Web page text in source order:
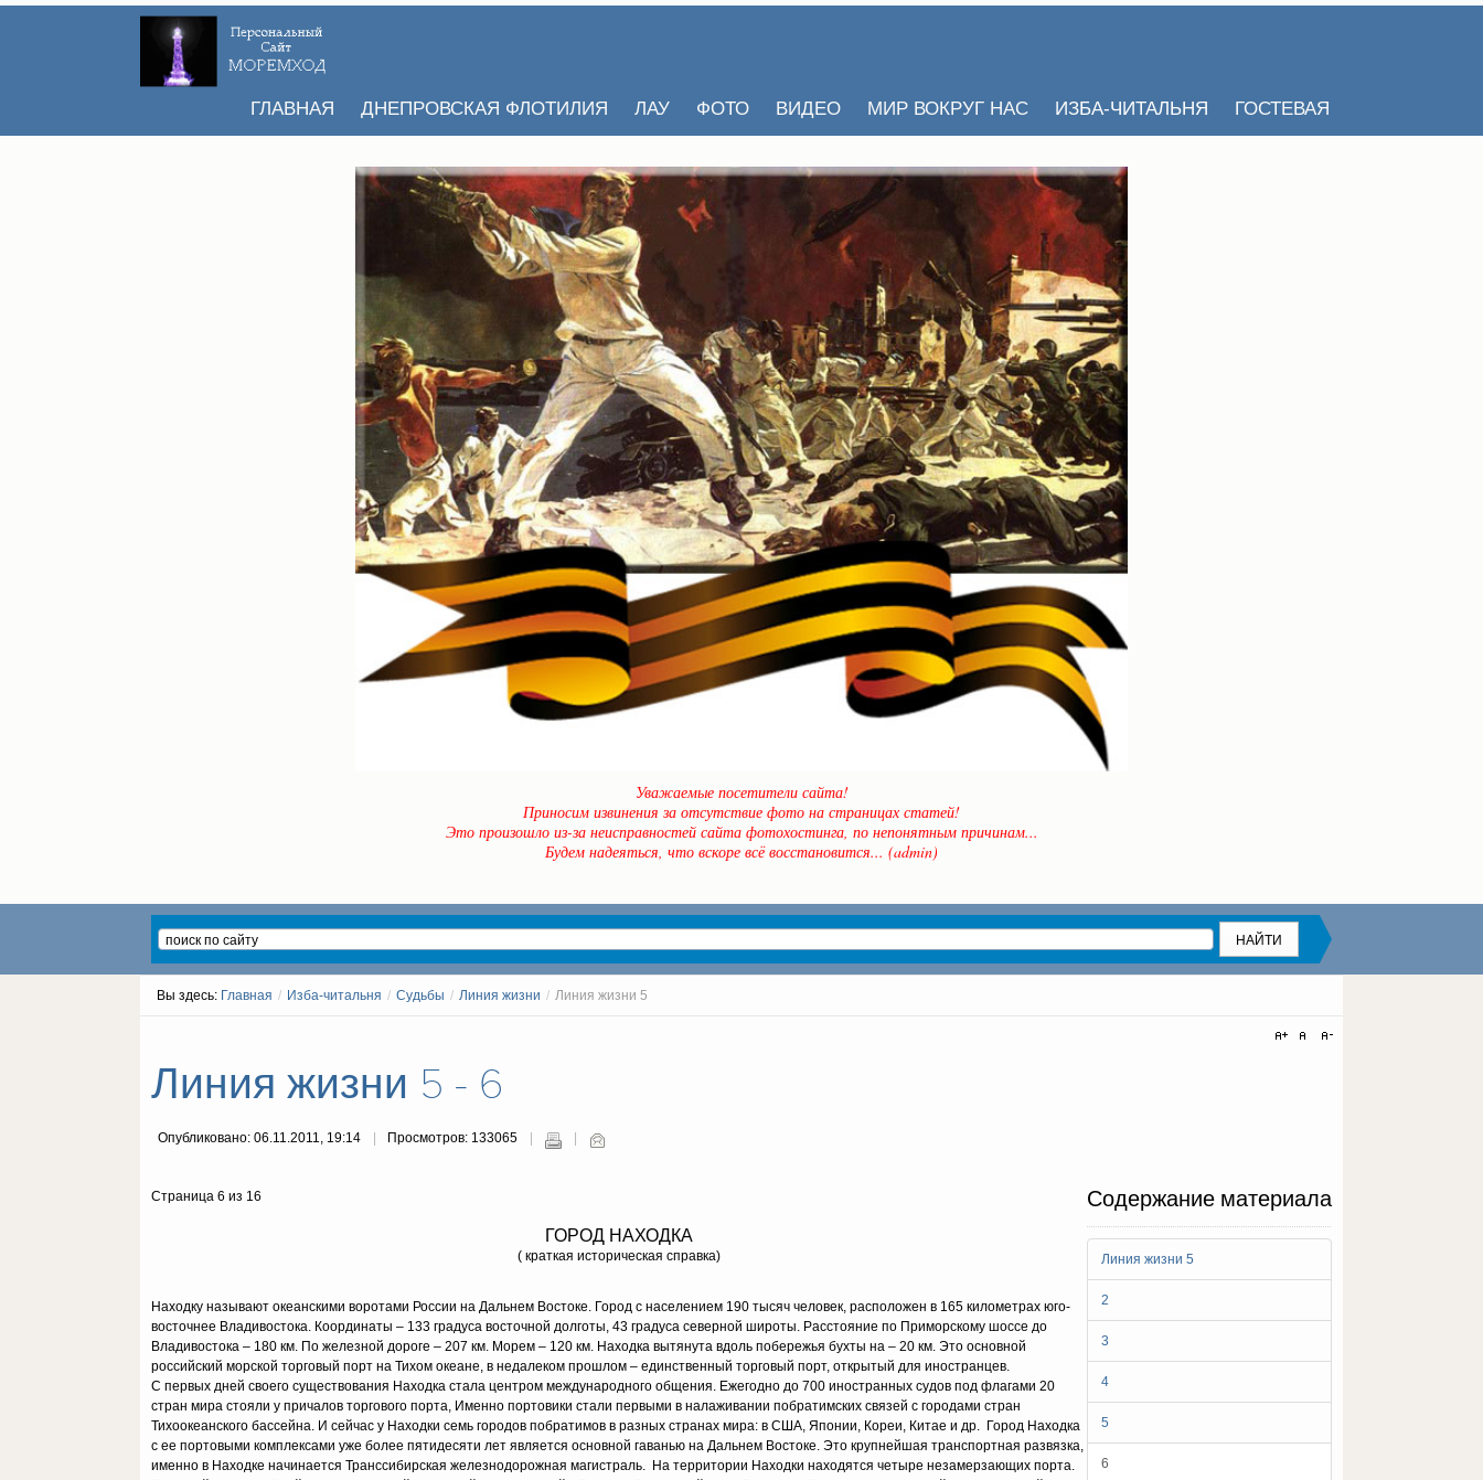
ГЛАВНАЯ ДНЕПРОВСКАЯ ФЛОТИЛИЯ ЛАУ ФОТО ВИДЕО МИР ВОКРУГ НАС ИЗБА-ЧИТАЛЬНЯ ГОСТЕВАЯ
Уважаемые посетители сайта!
Приносим извинения за отсутствие фото на страницах статей!
Это произошло из-за неисправностей сайта фотохостинга, по непонятным причинам...
Будем надеяться, что вскоре всё восстановится... (admin)
Вы здесь: Главная / Изба-читальня / Судьбы / Линия жизни / Линия жизни 5
Линия жизни 5 - 6
Опубликовано: 06.11.2011, 19:14 Просмотров: 133065
Содержание материала
Линия жизни 5
2
3
4
5
6
Страница 6 из 16
ГОРОД НАХОДКА
( краткая историческая справка)
Находку называют океанскими воротами России на Дальнем Востоке. Город с населением 190 тысяч человек, расположен в 165 километрах юго-
восточнее Владивостока. Координаты – 133 градуса восточной долготы, 43 градуса северной широты. Расстояние по Приморскому шоссе до
Владивостока – 180 км. По железной дороге – 207 км. Морем – 120 км. Находка вытянута вдоль побережья бухты на – 20 км. Это основной
российский морской торговый порт на Тихом океане, в недалеком прошлом – единственный торговый порт, открытый для иностранцев.
С первых дней своего существования Находка стала центром международного общения. Ежегодно до 700 иностранных судов под флагами 20
стран мира стояли у причалов торгового порта, Именно портовики стали первыми в налаживании побратимских связей с городами стран
Тихоокеанского бассейна. И сейчас у Находки семь городов побратимов в разных странах мира: в США, Японии, Кореи, Китае и др. Город Находка
с ее портовыми комплексами уже более пятидесяти лет является основной гаванью на Дальнем Востоке. Это крупнейшая транспортная развязка,
именно в Находке начинается Транссибирская железнодорожная магистраль. На территории Находки находятся четыре незамерзающих порта.